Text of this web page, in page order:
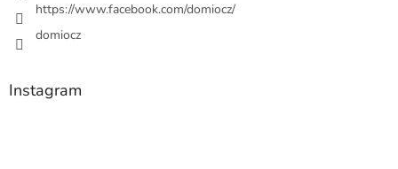
https://www.facebook.com/domiocz/
domiocz
Instagram